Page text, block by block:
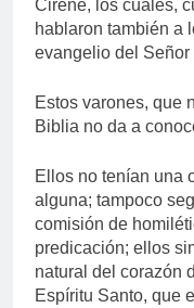
Cirene, los cuales,
hablaron también a
evangelio del Señor
Estos varones, que
Biblia no da a
Ellos no tenían una
alguna; tampoco
comisión de
predicación; ellos
natural del corazón
Espíritu Santo, que